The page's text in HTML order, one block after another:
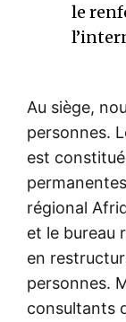
le
Au siège,
personnes.
est
régional
et le bureau
en
personnes.
consultants